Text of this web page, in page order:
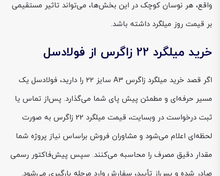
واقع، هر نوسان کوچک در این بخش‌ها، می‌تواند تاثیر مستقیمی
بر قیمت روز میلگرد داشته باشد.
خرید میلگرد 22 زاگرس از فولادسل
اگر قصد خرید میلگرد زاگرس A3 سایز 22 را دارید، فولادسل یک
مسیر حرفه‌ای و مطمئن پیش پای شما می‌گذارد. پس‌از تماس یا
ثبت درخواست در وبسایت، قیمت میلگرد 22 زاگرس به صورت
لحظه‌ای اعلام می‌شود و مشاوران فروش براساس نیاز پروژه شما
مقدار دقیق مصرف را محاسبه می‌کنند. سپس پیش‌فاکتور رسمی
صادر شده و پس‌از تأیید، سفارش وارد مرحله بارگیری می‌شود.